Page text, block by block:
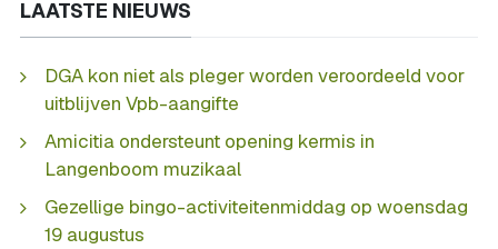
LAATSTE NIEUWS
DGA kon niet als pleger worden veroordeeld voor
uitblijven Vpb-aangifte
Amicitia ondersteunt opening kermis in
Langenboom muzikaal
Gezellige bingo-activiteitenmiddag op woensdag
19 augustus